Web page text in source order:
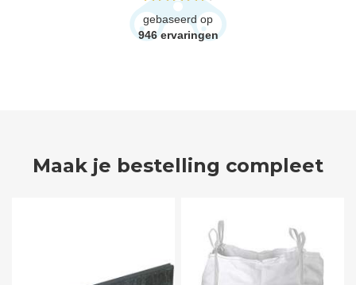
gebaseerd op
946 ervaringen
Maak je bestelling compleet